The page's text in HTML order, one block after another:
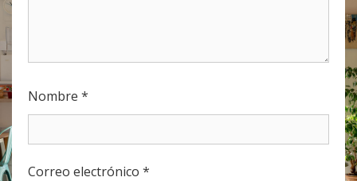
Nombre *
Correo electrónico *